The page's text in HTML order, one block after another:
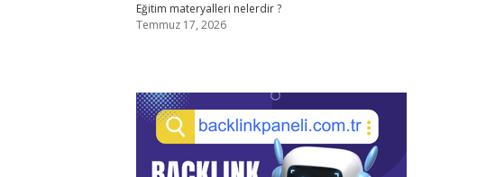
Eğitim materyalleri nelerdir ?
Temmuz 17, 2026